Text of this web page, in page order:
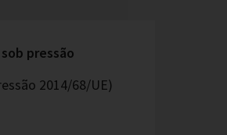
pressão
2014/68/UE)